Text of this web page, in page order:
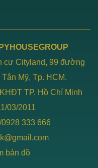
cư Cityland, 99 đường
Mỹ, Tp. HCM.
TP. Hồ Chí Minh
03/2011
333 666
bản đồ